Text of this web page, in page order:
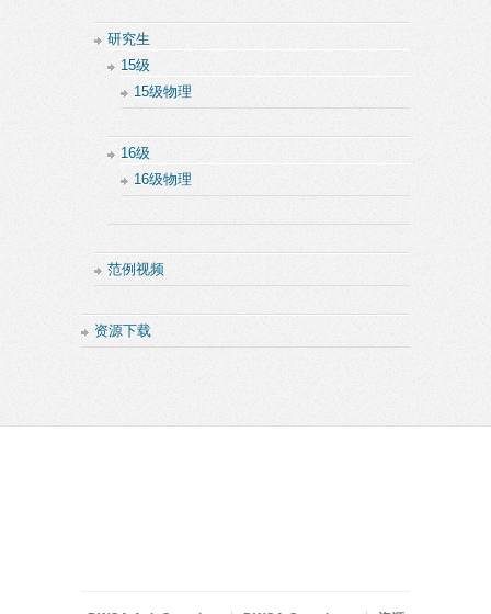
研究生
15级
15级物理
16级
16级物理
范例视频
资源下载